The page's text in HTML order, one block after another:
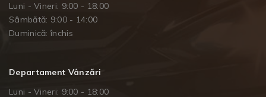
Luni - Vineri: 9:00 - 18:00
Sâmbătă: 9:00 - 14:00
Duminică: închis
Departament Vânzări
Luni - Vineri: 9:00 - 18:00